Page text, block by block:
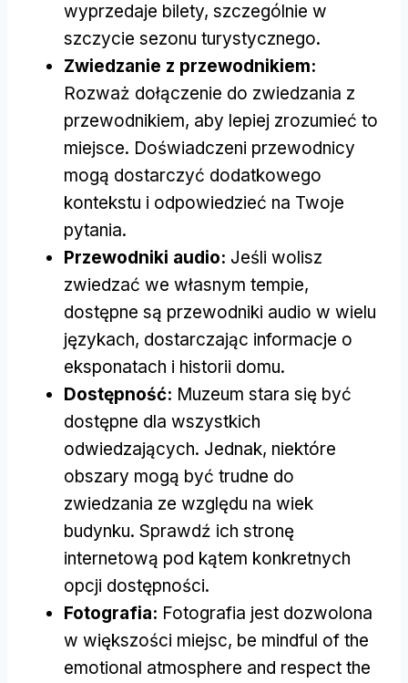
wyprzedaje bilety, szczególnie w
szczycie sezonu turystycznego.
Zwiedzanie z przewodnikiem:
Rozważ dołączenie do zwiedzania z
przewodnikiem, aby lepiej zrozumieć to
miejsce. Doświadczeni przewodnicy
mogą dostarczyć dodatkowego
kontekstu i odpowiedzieć na Twoje
pytania.
Przewodniki audio: Jeśli wolisz
zwiedzać we własnym tempie,
dostępne są przewodniki audio w wielu
językach, dostarczając informacje o
eksponatach i historii domu.
Dostępność: Muzeum stara się być
dostępne dla wszystkich
odwiedzających. Jednak, niektóre
obszary mogą być trudne do
zwiedzania ze względu na wiek
budynku. Sprawdź ich stronę
internetową pod kątem konkretnych
opcji dostępności.
Fotografia: Fotografia jest dozwolona
w większości miejsc, be mindful of the
emotional atmosphere and respect the